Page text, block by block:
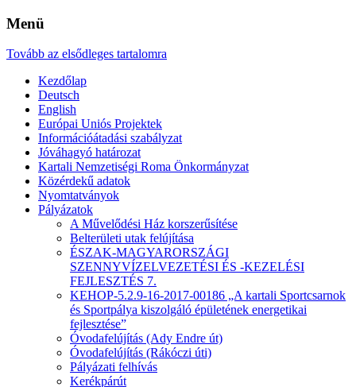
Menü
Tovább az elsődleges tartalomra
Kezdőlap
Deutsch
English
Európai Uniós Projektek
Információátadási szabályzat
Jóváhagyó határozat
Kartali Nemzetiségi Roma Önkormányzat
Közérdekű adatok
Nyomtatványok
Pályázatok
A Művelődési Ház korszerűsítése
Belterületi utak felújítása
ÉSZAK-MAGYARORSZÁGI
SZENNYVÍZELVEZETÉSI ÉS -KEZELÉSI
FEJLESZTÉS 7.
KEHOP-5.2.9-16-2017-00186 „A kartali Sportcsarnok
és Sportpálya kiszolgáló épületének energetikai
fejlesztése”
Óvodafelújítás (Ady Endre út)
Óvodafelújítás (Rákóczi úti)
Pályázati felhívás
Kerékpárút